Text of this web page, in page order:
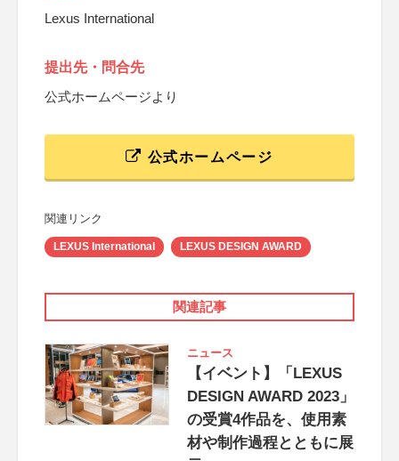
Lexus International
提出先・問合先
公式ホームページより
公式ホームページ
関連リンク
LEXUS International LEXUS DESIGN AWARD
関連記事
ニュース
【イベント】「LEXUS
DESIGN AWARD 2023」
の受賞4作品を、使用素
材や制作過程とともに展